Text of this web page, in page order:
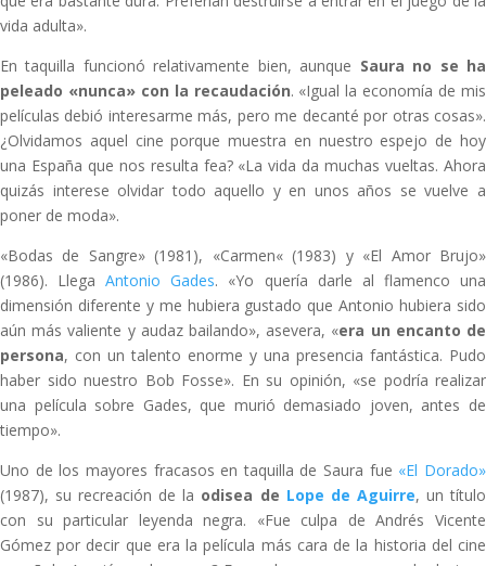
vida adulta».
En taquilla funcionó relativamente bien, aunque Saura no se ha
peleado «nunca» con la recaudación. «Igual la economía de mis
películas debió interesarme más, pero me decanté por otras cosas».
¿Olvidamos aquel cine porque muestra en nuestro espejo de hoy
una España que nos resulta fea? «La vida da muchas vueltas. Ahora
quizás interese olvidar todo aquello y en unos años se vuelve a
poner de moda».
«Bodas de Sangre» (1981), «Carmen« (1983) y «El Amor Brujo»
(1986). LlegaAntonio Gades. «Yo quería darle al flamenco una
dimensión diferente y me hubiera gustado que Antonio hubiera sido
aún más valiente y audaz bailando», asevera, «era un encanto de
persona, con un talento enorme y una presencia fantástica. Pudo
haber sido nuestro Bob Fosse». En su opinión, «se podría realizar
una película sobre Gades, que murió demasiado joven, antes de
tiempo».
Uno de los mayores fracasos en taquilla de Saura fue «El Dorado»
(1987), su recreación de la odisea de Lope de Aguirre, un título
con su particular leyenda negra. «Fue culpa de Andrés Vicente
Gómez por decir que era la película más cara de la historia del cine